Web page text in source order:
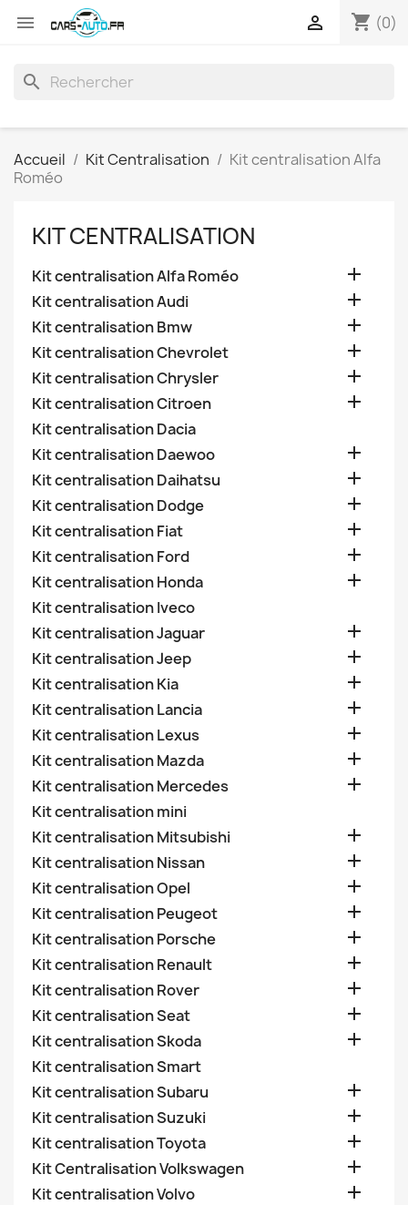
 shopping_cart (0)

search
Accueil Kit Centralisation
Kit centralisation Alfa
Roméo
KIT CENTRALISATION
Kit centralisation Alfa Roméo 
Kit centralisation Audi 
Kit centralisation Bmw 
Kit centralisation Chevrolet 
Kit centralisation Chrysler 
Kit centralisation Citroen 
Kit centralisation Dacia
Kit centralisation Daewoo

Kit centralisation Daihatsu 
Kit centralisation Dodge 
Kit centralisation Fiat 
Kit centralisation Ford 
Kit centralisation Honda 
Kit centralisation Iveco
Kit centralisation Jaguar

Kit centralisation Jeep 
Kit centralisation Kia 
Kit centralisation Lancia 
Kit centralisation Lexus 
Kit centralisation Mazda 
Kit centralisation Mercedes 
Kit centralisation mini
Kit centralisation Mitsubishi

Kit centralisation Nissan 
Kit centralisation Opel 
Kit centralisation Peugeot 
Kit centralisation Porsche 
Kit centralisation Renault 
Kit centralisation Rover 
Kit centralisation Seat 
Kit centralisation Skoda 
Kit centralisation Smart
Kit centralisation Subaru

Kit centralisation Suzuki 
Kit centralisation Toyota 
Kit Centralisation Volkswagen 
Kit centralisation Volvo 